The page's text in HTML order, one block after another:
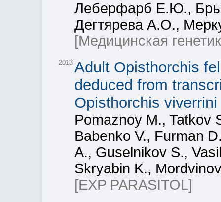
Леберфарб Е.Ю.,
Дегтярева А.О.,
[Медицинская
2013 Adult Opisthorchis
deduced from
Opisthorchis
Pomaznoy M., Tatkov
Babenko V., Furman
A., Guselnikov S.,
Skryabin K.,
[EXP PARASITOL]